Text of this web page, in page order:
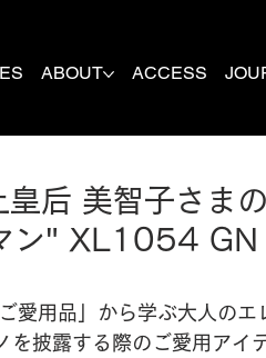
ABOUT ACCESS
后 美智子さま
ン" XL1054 GN
愛用品」から学ぶ大人のエ
を披露する際のご愛用アイ